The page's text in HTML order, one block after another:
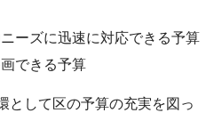
ーズに迅速に対応できる予算
できる予算
として区の予算の充実を図っ